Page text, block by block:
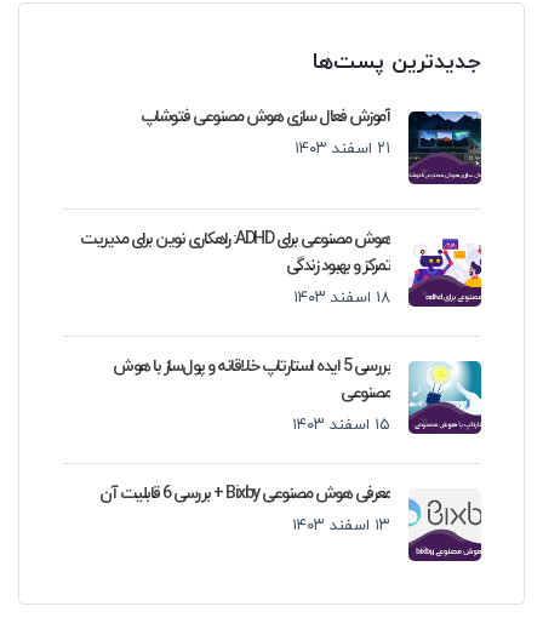
جدیدترین پست‌ها
آموزش فعال سازی هوش مصنوعی فتوشاپ
۲۱ اسفند ۱۴۰۳
هوش مصنوعی برای ADHD: راهکاری نوین برای مدیریت
تمرکز و بهبود زندگی
۱۸ اسفند ۱۴۰۳
بررسی 5 ایده استارتاپ خلاقانه و پول‌ساز با هوش
مصنوعی
۱۵ اسفند ۱۴۰۳
معرفی هوش مصنوعی Bixby + بررسی 6 قابلیت آن
۱۳ اسفند ۱۴۰۳